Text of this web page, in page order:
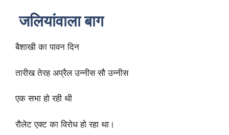
जलियांवाला बाग
बैशाखी का पावन दिन
तारीख तेरह अप्रैल उन्नीस सौ उन्नीस
एक सभा हो रही थी
रौलेट एक्ट का विरोध हो रहा था।